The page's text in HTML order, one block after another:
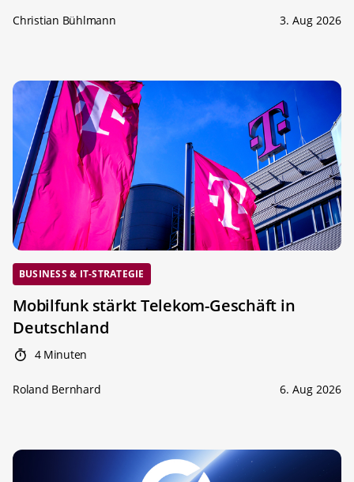
Christian Bühlmann 3. Aug 2026
BUSINESS & IT-STRATEGIE
Mobilfunk stärkt Telekom-Geschäft in
Deutschland
4 Minuten
Roland Bernhard 6. Aug 2026